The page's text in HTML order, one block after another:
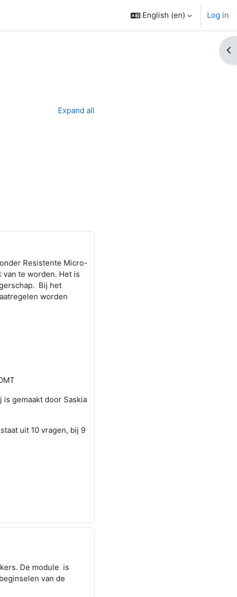
English ‎(en)‎ Log in
Expand all
Resistente Micro-
van te worden. Het is
Bij het
worden
gemaakt door Saskia
uit 10 vragen, bij 9
De module is
van de